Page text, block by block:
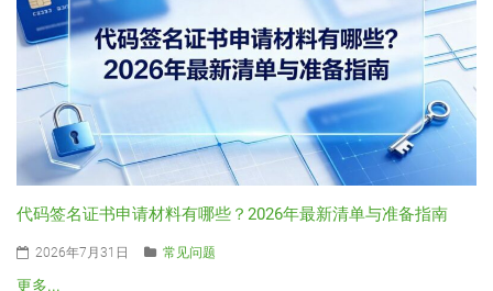
代码签名证书申请材料有哪些？2026年最新清单与准备指南
2026年7月31日 常见问题
更多...